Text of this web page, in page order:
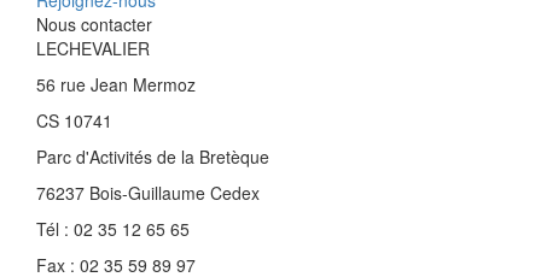
Nous contacter
LECHEVALIER
56 rue Jean Mermoz
CS 10741
Parc d'Activités de la Bretèque
76237 Bois-Guillaume Cedex
Tél : 02 35 12 65 65
Fax : 02 35 59 89 97